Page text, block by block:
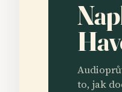
to, jak